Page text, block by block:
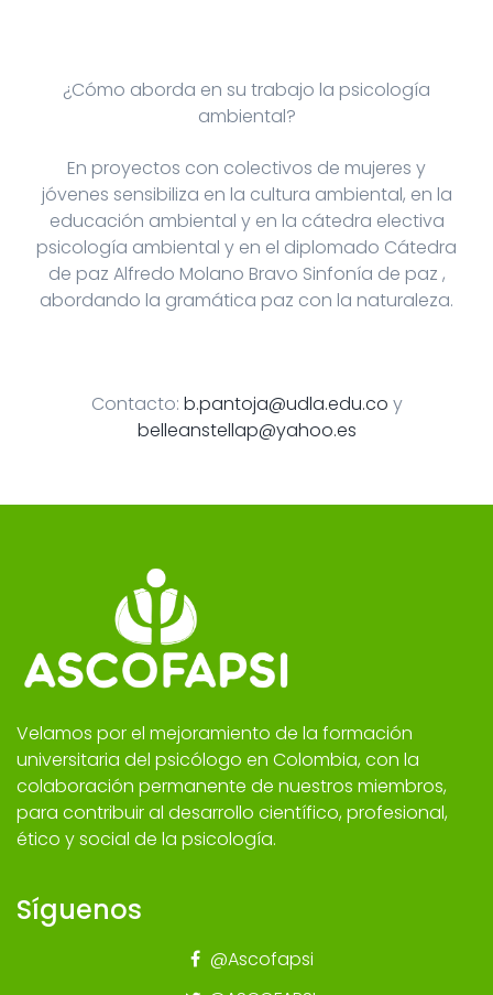
¿Cómo aborda en su trabajo la psicología
ambiental?
En proyectos con colectivos de mujeres y
jóvenes sensibiliza en la cultura ambiental, en la
educación ambiental y en la cátedra electiva
psicología ambiental y en el diplomado Cátedra
de paz Alfredo Molano Bravo Sinfonía de paz ,
abordando la gramática paz con la naturaleza.
Contacto: b.pantoja@udla.edu.co y
belleanstellap@yahoo.es
Velamos por el mejoramiento de la formación
universitaria del psicólogo en Colombia, con la
colaboración permanente de nuestros miembros,
para contribuir al desarrollo científico, profesional,
ético y social de la psicología.
Síguenos
@Ascofapsi